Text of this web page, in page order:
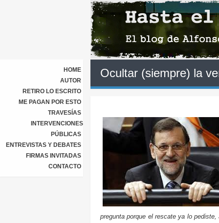
HOME
AUTOR
RETIRO LO ESCRITO
ME PAGAN POR ESTO
TRAVESÍAS
INTERVENCIONES
PÚBLICAS
ENTREVISTAS Y DEBATES
FIRMAS INVITADAS
CONTACTO
Ocultar (siempre) la
pregunta porque el rescate ya lo pediste,